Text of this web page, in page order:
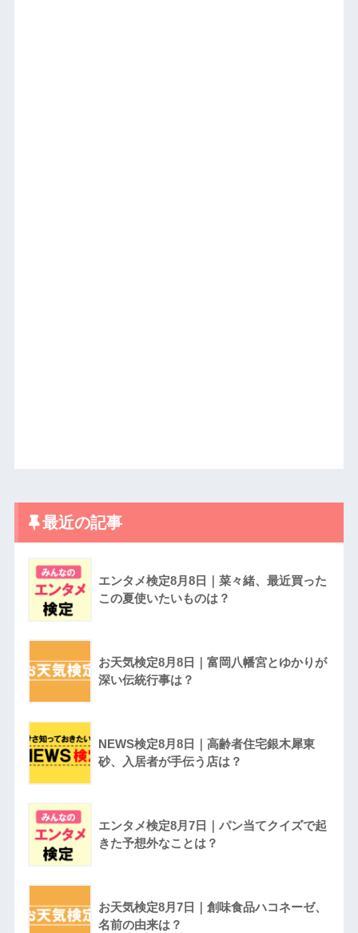
最近の記事
エンタメ検定8月8日｜菜々緒、最近買った
この夏使いたいものは？
お天気検定8月8日｜富岡八幡宮とゆかりが
深い伝統行事は？
NEWS検定8月8日｜高齢者住宅銀木犀東
砂、入居者が手伝う店は？
エンタメ検定8月7日｜パン当てクイズで起
きた予想外なことは？
お天気検定8月7日｜創味食品ハコネーゼ、
名前の由来は？